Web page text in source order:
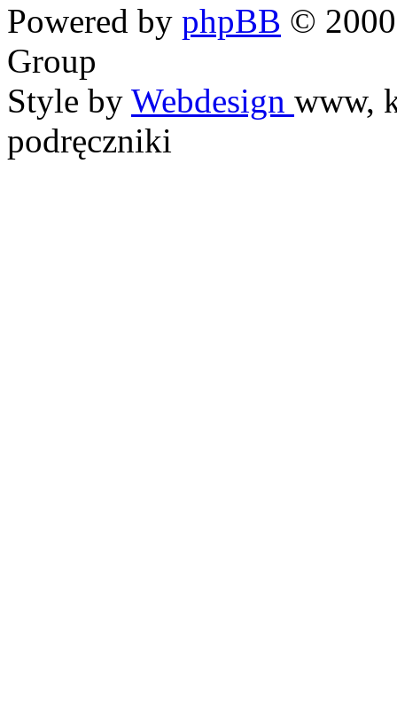
Powered by phpBB ©
Group
Style by Webdesign www,
podręczniki